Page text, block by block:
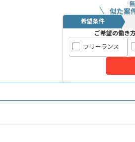
似た案
希望条件
ご希望の働き
フリーランス